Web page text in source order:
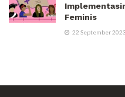
Feminis
22 September 2023